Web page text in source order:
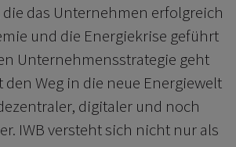
die das Unternehmen erfolgreich
und die Energiekrise geführt
Unternehmensstrategie geht
den Weg in die neue Energiewelt
digitaler und noch
IWB versteht sich nicht nur als